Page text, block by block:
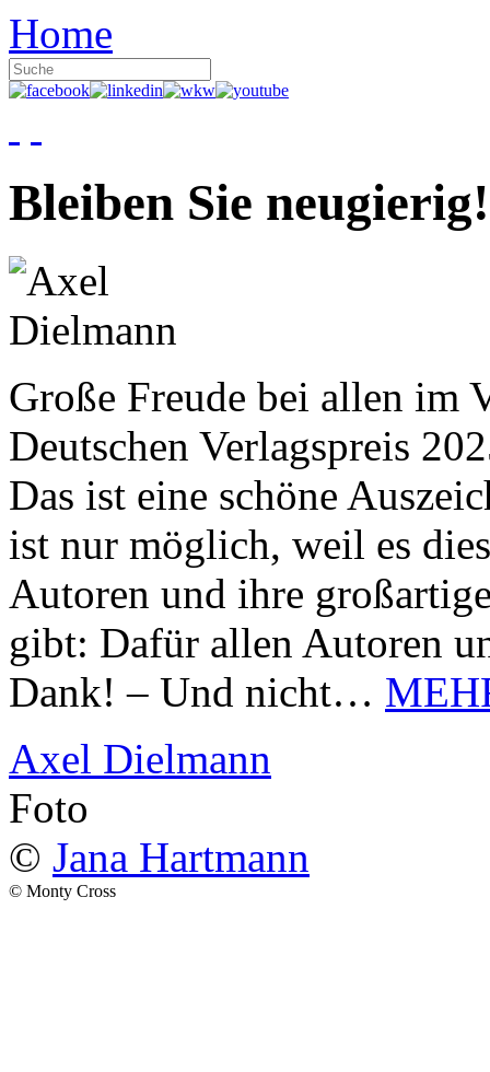
Home
Bleiben Sie neugierig!
Große Freude bei allen im
Deutschen Verlagspreis
Das ist eine schöne
ist nur möglich, weil es
Autoren und ihre
gibt: Dafür allen Autoren
Dank! – Und nicht…
Axel Dielmann
Foto
© Jana Hartmann
© Monty Cross